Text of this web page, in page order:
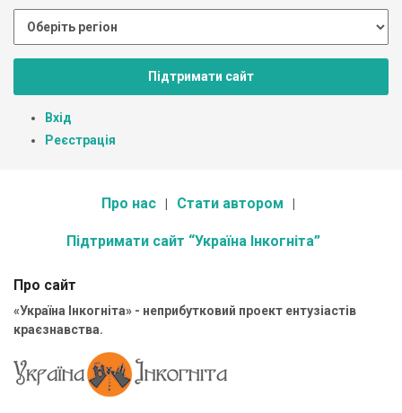
Підтримати сайт
Вхід
Реєстрація
Про нас Стати автором
Підтримати сайт “Україна Інкогніта”
Про сайт
«Україна Інкогніта» - неприбутковий проект ентузіастів
краєзнавства.